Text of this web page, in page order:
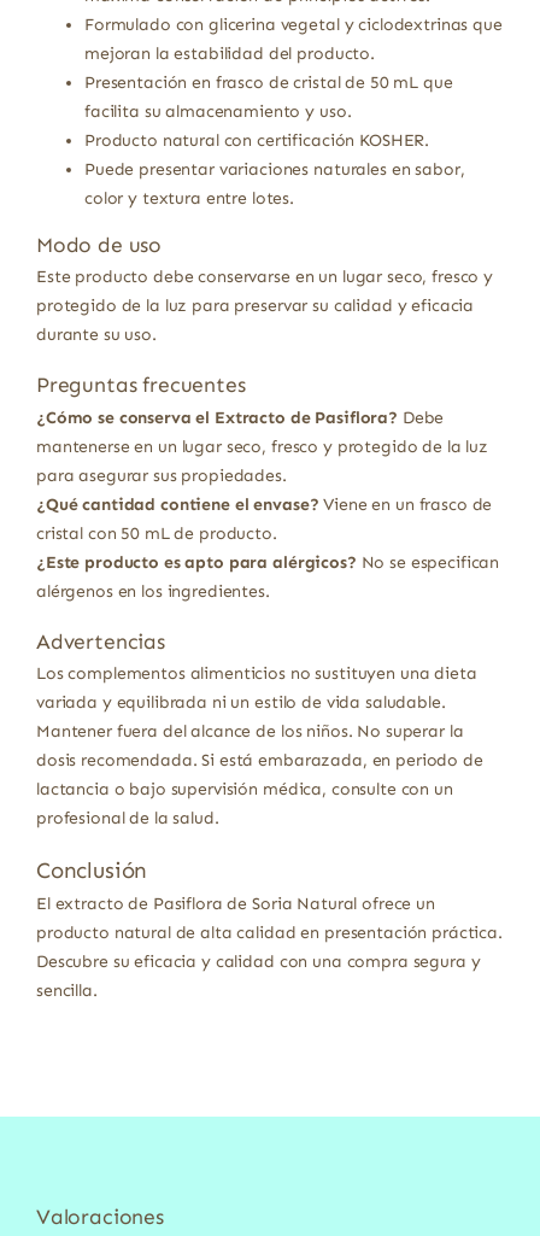
Formulado con glicerina vegetal y ciclodextrinas que
mejoran la estabilidad del producto.
Presentación en frasco de cristal de 50 mL que
facilita su almacenamiento y uso.
Producto natural con certificación KOSHER.
Puede presentar variaciones naturales en sabor,
color y textura entre lotes.
Modo de uso
Este producto debe conservarse en un lugar seco, fresco y
protegido de la luz para preservar su calidad y eficacia
durante su uso.
Preguntas frecuentes
¿Cómo se conserva el Extracto de Pasiflora? Debe
mantenerse en un lugar seco, fresco y protegido de la luz
para asegurar sus propiedades.
¿Qué cantidad contiene el envase? Viene en un frasco de
cristal con 50 mL de producto.
¿Este producto es apto para alérgicos? No se especifican
alérgenos en los ingredientes.
Advertencias
Los complementos alimenticios no sustituyen una dieta
variada y equilibrada ni un estilo de vida saludable.
Mantener fuera del alcance de los niños. No superar la
dosis recomendada. Si está embarazada, en periodo de
lactancia o bajo supervisión médica, consulte con un
profesional de la salud.
Conclusión
El extracto de Pasiflora de Soria Natural ofrece un
producto natural de alta calidad en presentación práctica.
Descubre su eficacia y calidad con una compra segura y
sencilla.
Valoraciones